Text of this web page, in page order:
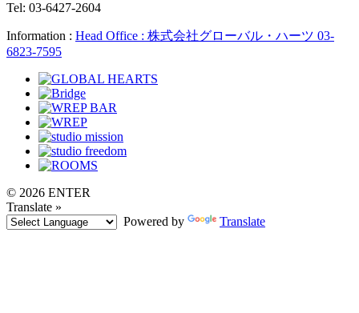
Tel: 03-6427-2604
Information : Head Office : 株式会社グローバル・ハーツ 03-
6823-7595
© 2026 ENTER
Translate »
Powered by
Translate